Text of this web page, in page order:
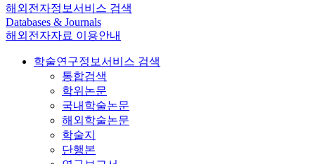
해외전자정보서비스 검색
Databases & Journals
해외전자자료 이용안내
학술연구정보서비스 검색
통합검색
학위논문
국내학술논문
해외학술논문
학술지
단행본